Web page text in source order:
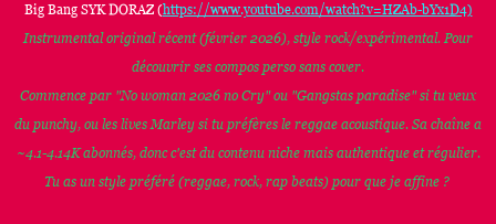
Big Bang SYK DORAZ (https://www.youtube.com/watch?v=HZAb-bYx1D4)
Instrumental original récent (février 2026), style rock/expérimental. Pour
découvrir ses compos perso sans cover.
Commence par "No woman 2026 no Cry" ou "Gangstas paradise" si tu veux
du punchy, ou les lives Marley si tu préfères le reggae acoustique. Sa chaîne a
~4.1-4.14K abonnés, donc c'est du contenu niche mais authentique et régulier.
Tu as un style préféré (reggae, rock, rap beats) pour que je affine ?